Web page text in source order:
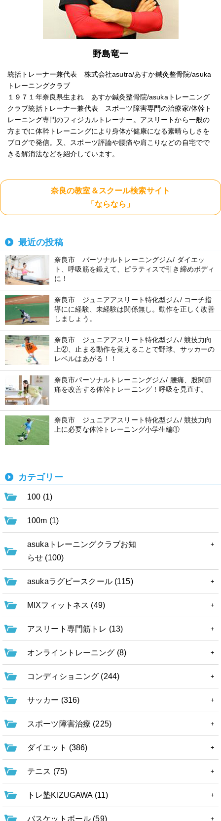
野島竜一
統括トレーナー兼代表 株式会社asutra/あすか鍼灸整骨院/asuka
トレーニングクラブ
１９７１年奈良県生まれ あすか鍼灸整骨院/asukaトレーニング
クラブ統括トレーナー兼代表 スポーツ障害専門の治療家/体幹ト
レーニング専門のフィジカルトレーナー。アスリートから一般の
方までに体幹トレーニングにより身体が健康になる素晴らしさを
ブログで発信。又、スポーツ評論や腰痛や肩こりなどの自宅でで
きる解消法などを紹介しています。
奈良の教室＆スクール検索サイト
「ならなら」
最近の投稿
奈良市 パーソナルトレーニングジム/ ダイエッ
ト、呼吸筋を鍛えて、ピラティスで引き締めボディ
に！
奈良市 ジュニアアスリート特化型ジム/ コーチ指
導にに経験、未経験は関係無し。動作を正しく改善
しましょう。
奈良市 ジュニアアスリート特化型ジム/ 競技力向
上②、止まる動作を覚えることで野球、サッカーの
レベルはあがる！！
奈良市パーソナルトレーニングジム/ 腰痛、股関節
痛を改善する体幹トレーニング！呼吸を見直す。
奈良市 ジュニアアスリート特化型ジム/ 競技力向
上に必要な体幹トレーニング小学生編①
カテゴリー
100 (1)
100m (1)
asukaトレーニングクラブお知
らせ (100)
asukaラグビースクール (115)
MIXフィットネス (49)
アスリート専門筋トレ (13)
オンライントレーニング (8)
コンディショニング (244)
サッカー (316)
スポーツ障害治療 (225)
ダイエット (386)
テニス (75)
トレ塾KIZUGAWA (11)
バスケットボール (59)